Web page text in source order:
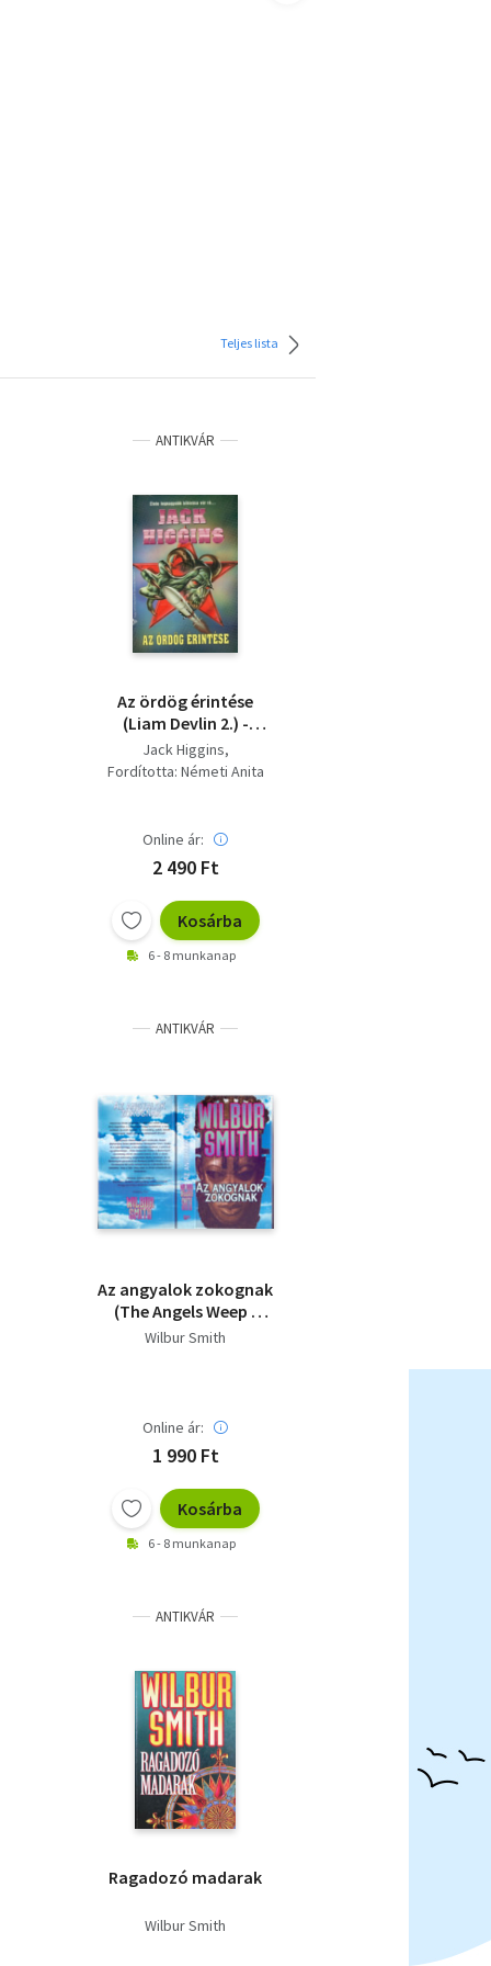
Teljes lista
ANTIKVÁR
Az ​ördög érintése
(Liam Devlin 2.) -
Touch the Devil
Jack Higgins
Fordította: Németi Anita
Online ár:
2 490 Ft
Kosárba
6 - 8 munkanap
ANTIKVÁR
Az ​angyalok zokognak
(The Angels Weep -
Ballantyne 3.)
Wilbur Smith
Online ár:
1 990 Ft
Kosárba
6 - 8 munkanap
ANTIKVÁR
Ragadozó madarak
Wilbur Smith